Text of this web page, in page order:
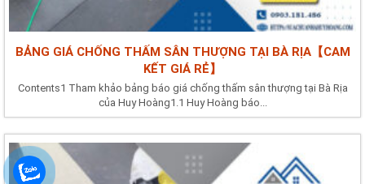
BẢNG GIÁ CHỐNG THẤM SÂN THƯỢNG TẠI BÀ RỊA【CAM
KẾT GIÁ RẺ】
Contents1 Tham khảo bảng báo giá chống thấm sân thượng tại Bà Rịa
của Huy Hoàng1.1 Huy Hoàng báo...